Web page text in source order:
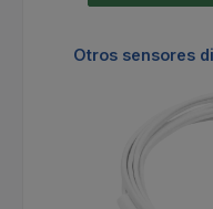
Omitir la galería de
Otros sensores